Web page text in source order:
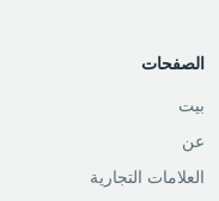
الصفحات
بيت
عن
العلامات التجارية